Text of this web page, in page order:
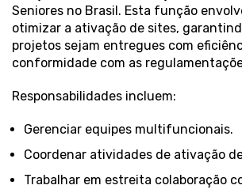
Seniores no Brasil. Esta função
otimizar a ativação de sites,
projetos sejam entregues com
conformidade com as
Responsabilidades incluem:
Gerenciar equipes multifuncionais.
Coordenar atividades de ativação
Trabalhar em estreita colaboração